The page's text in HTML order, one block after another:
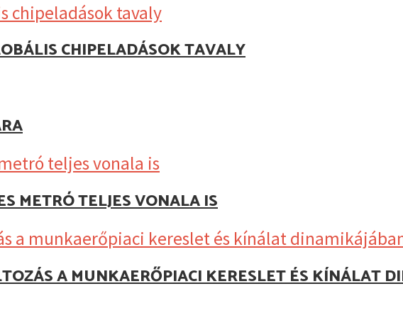
CHIPELADÁSOK TAVALY
METRÓ TELJES VONALA IS
A MUNKAERŐPIACI KERESLET ÉS KÍNÁLAT